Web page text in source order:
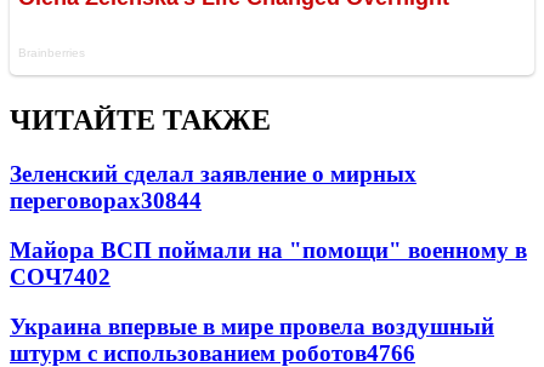
ЧИТАЙТЕ ТАКЖЕ
Зеленский сделал заявление о мирных
переговорах30844
Майора ВСП поймали на "помощи" военному в
СОЧ7402
Украина впервые в мире провела воздушный
штурм с использованием роботов4766